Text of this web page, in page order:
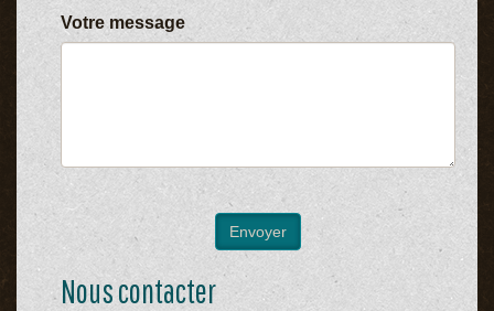
Votre message
Nous contacter